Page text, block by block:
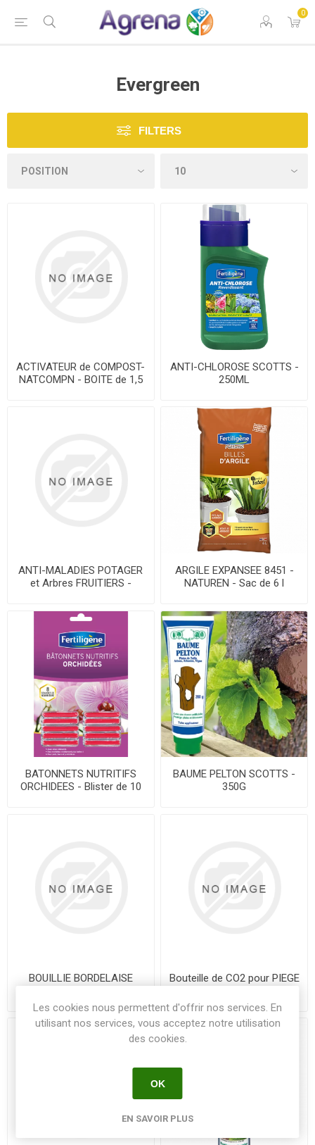
0
Evergreen
FILTERS
ACTIVATEUR de COMPOST-
NATCOMPN - BOITE de 1,5
ANTI-CHLOROSE SCOTTS -
250ML
ANTI-MALADIES POTAGER
et Arbres FRUITIERS -
ARGILE EXPANSEE 8451 -
NATUREN - Sac de 6 l
BATONNETS NUTRITIFS
ORCHIDEES - Blister de 10
BAUME PELTON SCOTTS -
350G
BOUILLIE BORDELAISE
500G AMM 2000125
Bouteille de CO2 pour PIEGE
(hors consigne)
Les cookies nous permettent d'offrir nos services. En
utilisant nos services, vous acceptez notre utilisation
des cookies.
OK
EN SAVOIR PLUS